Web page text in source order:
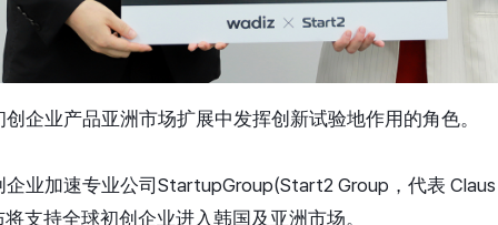
企业产品亚洲市场扩展中发挥创新试验地作用的角色。
业加速专业公司StartupGroup(Start2 Group，代表
支持全球初创企业进入韩国及亚洲市场。